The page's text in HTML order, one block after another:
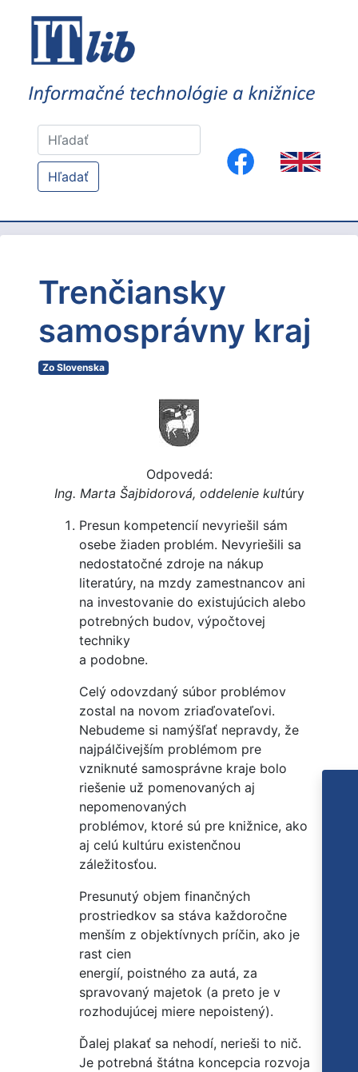
Hľadať
Trenčiansky
samosprávny kraj
Zo Slovenska
Odpovedá:
Ing. Marta Šajbidorová, oddelenie kultúry
Presun kompetencií nevyriešil sám
osebe žiaden problém. Nevyriešili sa
nedostatočné zdroje na nákup
literatúry, na mzdy zamestnancov ani
na investovanie do existujúcich alebo
potrebných budov, výpočtovej
techniky
a podobne.
Celý odovzdaný súbor problémov
zostal na novom zriaďovateľovi.
Nebudeme si namýšľať nepravdy, že
najpálčivejším problémom pre
vzniknuté samosprávne kraje bolo
riešenie už pomenovaných aj
nepomenovaných
problémov, ktoré sú pre knižnice, ako
aj celú kultúru existenčnou
záležitosťou.
Presunutý objem finančných
prostriedkov sa stáva každoročne
menším z objektívnych príčin, ako je
rast cien
energií, poistného za autá, za
spravovaný majetok (a preto je v
rozhodujúcej miere nepoistený).
Ďalej plakať sa nehodí, nerieši to nič.
Je potrebná štátna koncepcia rozvoja